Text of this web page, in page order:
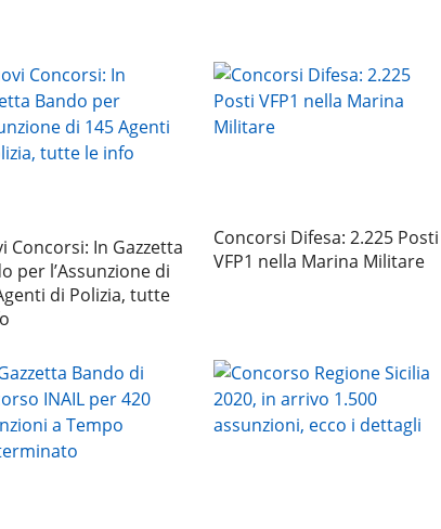
Concorsi: In Gazzetta
per l’Assunzione di
di Polizia, tutte
Concorsi Difesa: 2.225 Posti
VFP1 nella Marina Militare